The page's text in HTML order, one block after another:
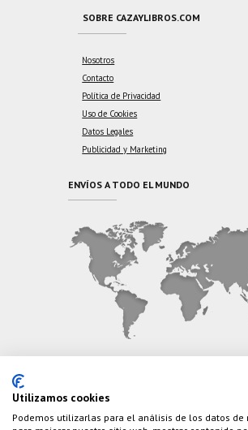
SOBRE CAZAYLIBROS.COM
Nosotros
Contacto
Política de Privacidad
Uso de Cookies
Datos Legales
Publicidad y Marketing
ENVÍOS A TODO EL MUNDO
Teléfono: (+34) 626 495 499
Utilizamos cookies
Podemos utilizarlas para el análisis de los datos de